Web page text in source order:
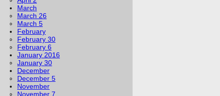
March
March 26
March 5
February
February 30
February 6
January 2016
January 30
December
December 5
November
November 7